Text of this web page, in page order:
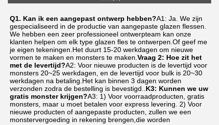
Q1. Kan ik een aangepast ontwerp hebben?A1: Ja. We zijn
gespecialiseerd in de productie van aangepaste glazen flessen.
We hebben een zeer professioneel ontwerpteam kan onze
klanten helpen om elk type glazen fles te ontwerpen.Of geef me
je eigen tekeningen.Het duurt 15-20 werkdagen om nieuwe
vormen te maken en monsters te maken. Vraag 2: Hoe zit het
met de levertijd?A2: Voor nieuwe producten is de levertijd voor
monsters 20~25 werkdagen, en de levertijd voor bulk is 20~30
werkdagen na betaling.Het kan binnen 3 dagen worden
verzonden zodra de bestelling is bevestigd.. K3: Kunnen we uw
gratis monster krijgen?A3: 1) Voor voorraadproducten, gratis
monsters, maar u moet betalen voor express levering. 2) Voor
nieuwe producten of aangepaste producten, zullen we een
monstervergoeding in rekening brengen,die worden